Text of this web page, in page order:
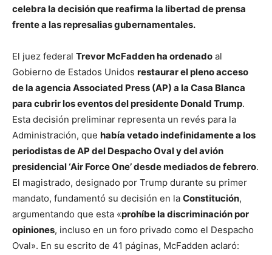
celebra la decisión que reafirma la libertad de prensa
frente a las represalias gubernamentales.
El juez federal Trevor McFadden ha ordenado al
Gobierno de Estados Unidos restaurar el pleno acceso
de la agencia Associated Press (AP) a la Casa Blanca
para cubrir los eventos del presidente Donald Trump.
Esta decisión preliminar representa un revés para la
Administración, que había vetado indefinidamente a los
periodistas de AP del Despacho Oval y del avión
presidencial ‘Air Force One’ desde mediados de febrero.
El magistrado, designado por Trump durante su primer
mandato, fundamentó su decisión en la Constitución,
argumentando que esta «prohíbe la discriminación por
opiniones, incluso en un foro privado como el Despacho
Oval». En su escrito de 41 páginas, McFadden aclaró: